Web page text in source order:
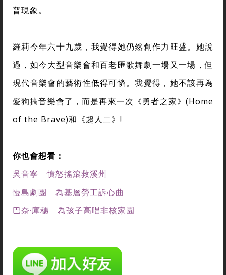
普現象。
羅莉今年六十九歲，我覺得她仍然創作力旺盛。她說
過，如今大型音樂會和百老匯歌舞劇一場又一場，但
現代音樂會的藝術性低得可憐。我覺得，她不該再為
愛狗搞音樂會了，而是再來一次《勇者之家》(Home
of the Brave)和《超人二》!
你也會想看：
吳音寧 憤怒搖滾救溪州
慢島劇團 為基層勞工訴心曲
巴奈·庫穗 為孩子高唱非核家園